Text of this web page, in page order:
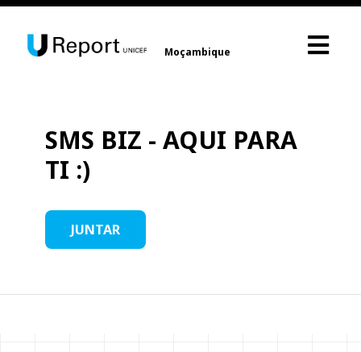
Moçambique
SMS BIZ - AQUI PARA
TI :)
JUNTAR